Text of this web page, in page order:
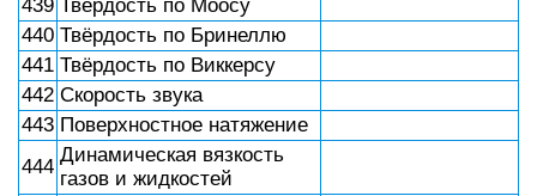
439
Твёрдость по Моосу
440 Твёрдость по Бринеллю
441 Твёрдость по Виккерсу
442 Скорость звука
443 Поверхностное натяжение
444
Динамическая вязкость
газов и жидкостей